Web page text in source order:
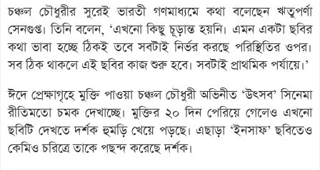
চঞ্চল চৌধুরীর সুরেই ভারতী গণমাধ্যমে কথা বলেছেন ঋতুপর্ণা
সেনগুপ্ত। তিনি বলেন, ‘এখনো কিছু চূড়ান্ত হয়নি। এমন একটা ছবির
কথা ভাবা হচ্ছে ঠিকই তবে সবটাই নির্ভর করছে পরিস্থিতির ওপর।
সব ঠিক থাকলে এই ছবির কাজ শুরু হবে। সবটাই প্রাথমিক পর্যায়ে।’
ঈদে প্রেক্ষাগৃহে মুক্তি পাওয়া চঞ্চল চৌধুরী অভিনীত ‘উৎসব’ সিনেমা
রীতিমতো চমক দেখাচ্ছে। মুক্তির ২০ দিন পেরিয়ে গেলেও এখনো
ছবিটি দেখতে দর্শক হুমড়ি খেয়ে পড়ছে। এছাড়া ‘ইনসাফ’ ছবিতেও
কেমিও চরিত্রে তাকে পছন্দ করেছে দর্শক।